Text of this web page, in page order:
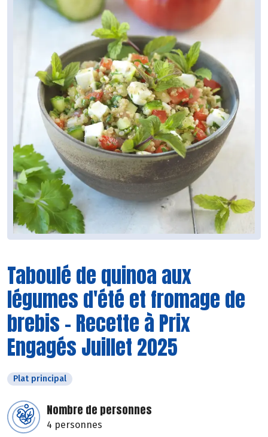
Taboulé de quinoa aux
légumes d'été et fromage de
brebis - Recette à Prix
Engagés Juillet 2025
Plat principal
Nombre de personnes
4 personnes